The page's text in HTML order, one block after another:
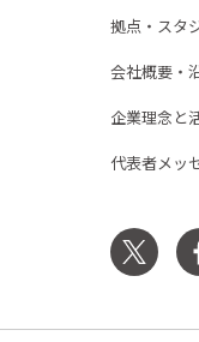
拠点・スタ
会社概要・
企業理念と
代表者メッ